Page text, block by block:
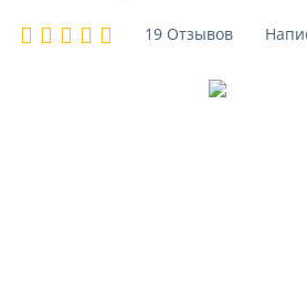
19 Отзывов